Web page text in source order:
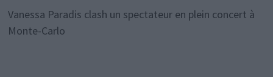
Vanessa Paradis clash un spectateur en plein concert à
Monte-Carlo